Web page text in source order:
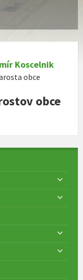
Koscelnik
obce
obce